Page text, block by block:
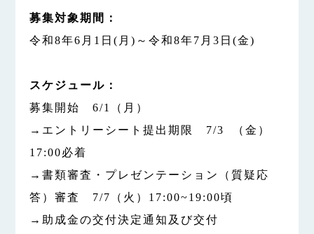
募集対象期間：
令和8年6月1日(月)～令和8年7月3日(金)
スケジュール：
募集開始 6/1（月）
→エントリーシート提出期限 7/3 （金）
17:00必着
→書類審査・プレゼンテーション（質疑応
答）審査 7/7（火）17:00~19:00頃
→助成金の交付決定通知及び交付